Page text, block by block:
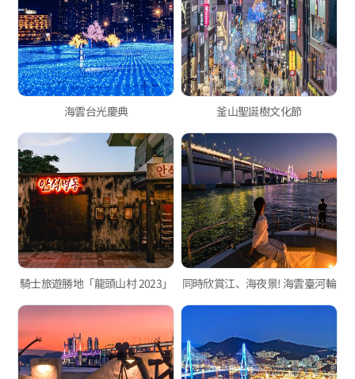
海雲台光慶典 釜山聖誕樹文化節
騎士旅遊勝地「龍頭山村 2023」 同時欣賞江、海夜景! 海雲臺河輪